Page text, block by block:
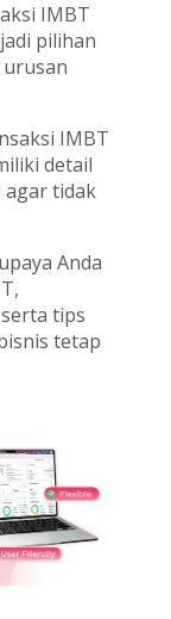
IMBT
pilihan
IMBT
detail
agar tidak
Anda
tips
tetap